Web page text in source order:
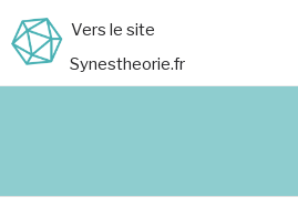
Vers le site
Synestheorie.fr